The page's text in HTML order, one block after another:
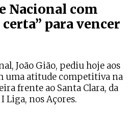
Nacional com
para vencer
João Gião, pediu hoje aos
uma atitude competitiva na
frente ao Santa Clara, da
Liga, nos Açores.